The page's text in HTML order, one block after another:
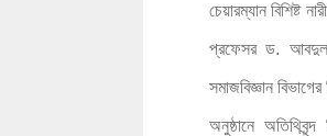
চেয়ারম্যান বিশিষ্ট
প্রফেসর ড. আবদুল
সমাজবিজ্ঞান
অনুষ্ঠানে